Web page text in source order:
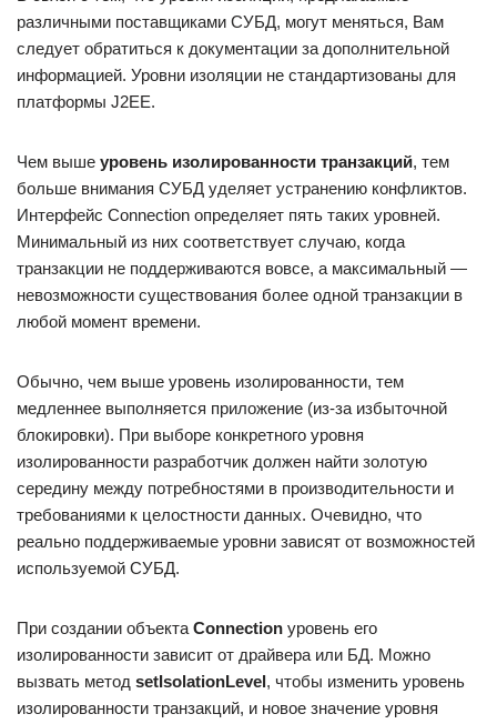
различными поставщиками СУБД, могут меняться, Вам
следует обратиться к документации за дополнительной
информацией. Уровни изоляции не стандартизованы для
платформы J2EE.
Чем выше уровень изолированности транзакций, тем
больше внимания СУБД уделяет устранению конфликтов.
Интерфейс Connection определяет пять таких уровней.
Минимальный из них соответствует случаю, когда
транзакции не поддерживаются вовсе, а максимальный —
невозможности существования более одной транзакции в
любой момент времени.
Обычно, чем выше уровень изолированности, тем
медленнее выполняется приложение (из-за избыточной
блокировки). При выборе конкретного уровня
изолированности разработчик должен найти золотую
середину между потребностями в производительности и
требованиями к целостности данных. Очевидно, что
реально поддерживаемые уровни зависят от возможностей
используемой СУБД.
При создании объекта Connection уровень его
изолированности зависит от драйвера или БД. Можно
вызвать метод setIsolationLevel, чтобы изменить уровень
изолированности транзакций, и новое значение уровня